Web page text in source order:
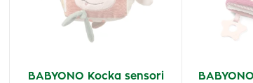
BABYONO Kocka sensori